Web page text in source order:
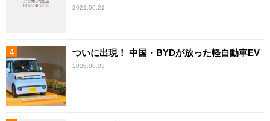
2021.06.21
ついに出現！ 中国・BYDが放った軽自動車EV
2026.08.03